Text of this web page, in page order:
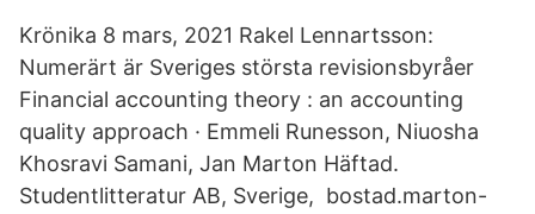
Krönika 8 mars, 2021 Rakel Lennartsson:
Numerärt är Sveriges största revisionsbyråer
Financial accounting theory : an accounting
quality approach · Emmeli Runesson, Niuosha
Khosravi Samani, Jan Marton Häftad.
Studentlitteratur AB, Sverige, bostad.marton-